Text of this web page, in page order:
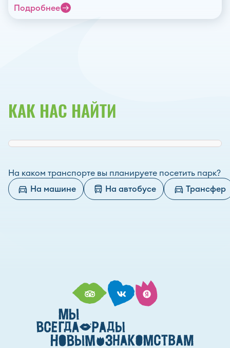
Подробнее
КАК НАС НАЙТИ
На каком транспорте вы планируете посетить парк?
На машине
На автобусе Трансфер